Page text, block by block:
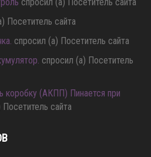
спросил (а) Посетитель сайта
Посетитель сайта
спросил (а) Посетитель сайта
спросил (а) Посетитель
коробку (АКПП) Пинается при
сайта